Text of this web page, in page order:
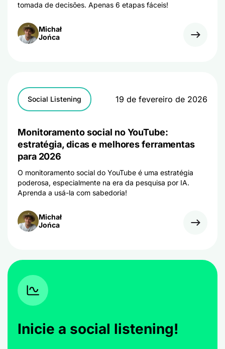
tomada de decisões. Apenas 6 etapas fáceis!
Michał
Jońca
Social Listening 19 de fevereiro de 2026
Monitoramento social no YouTube:
estratégia, dicas e melhores ferramentas
para 2026
O monitoramento social do YouTube é uma estratégia
poderosa, especialmente na era da pesquisa por IA.
Aprenda a usá-la com sabedoria!
Michał
Jońca
Inicie a social listening!